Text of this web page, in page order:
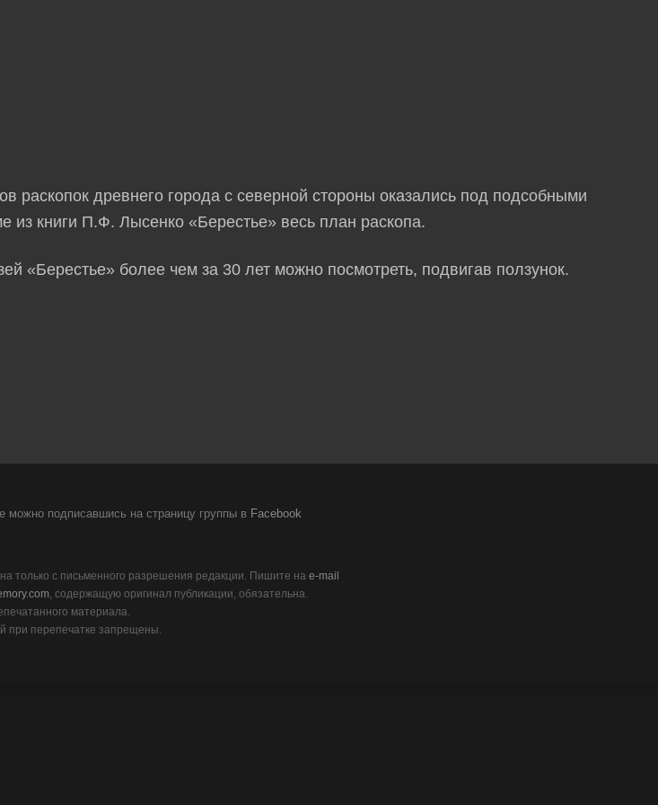
раскопок древнего города с северной стороны оказались под подсобными
из книги П.Ф. Лысенко «Берестье» весь план раскопа.
«Берестье» более чем за 30 лет можно посмотреть, подвигав ползунок.
можно подписавшись на страницу группы в Facebook
только с письменного разрешения редакции. Пишите на e-mail
, содержащую оригинал публикации, обязательна.
материала.
при перепечатке запрещены.